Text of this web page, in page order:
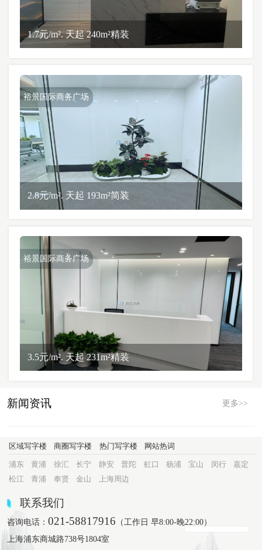
1.7元/m². 天起 240m²精装
裕景国际商务广场
2.8元/m². 天起 193m²简装
裕景国际商务广场
3.5元/m². 天起 231m²精装
新闻资讯 更多>>
区域写字楼 商圈写字楼 热门写字楼 网站热词
浦东 黄浦 徐汇 长宁 静安 普陀 虹口 杨浦 宝山 闵行
嘉定
松江
青浦 奉贤 金山 上海周边
联系我们
咨询电话：021-58817916 （工作日 早8:00-晚22:00）
上海浦东商城路738号1804室